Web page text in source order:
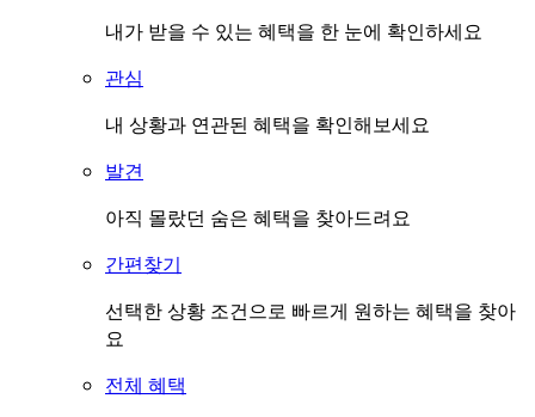
내가 받을 수 있는 혜택을 한 눈에 확인하세요
관심
내 상황과 연관된 혜택을 확인해보세요
발견
아직 몰랐던 숨은 혜택을 찾아드려요
간편찾기
선택한 상황 조건으로 빠르게 원하는 혜택을 찾아
요
전체 혜택